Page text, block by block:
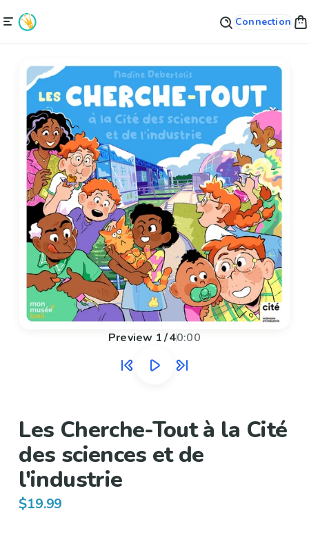
Connection
Preview 1/40:00
Les Cherche-Tout à la Cité
des sciences et de
l'industrie
$19.99